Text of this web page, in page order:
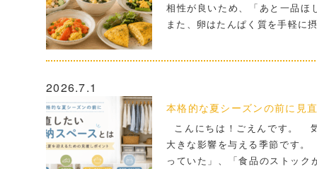
相性が良いため、「あと一品ほ
また、卵はたんぱく質を手軽に
2026.7.1
本格的な夏シーズンの前に見
こんにちは！ごえんです。
大きな影響を与える季節です
っていた」、「食品のストッ